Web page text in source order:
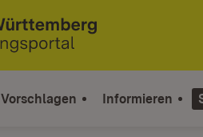
Vorschlagen Informieren